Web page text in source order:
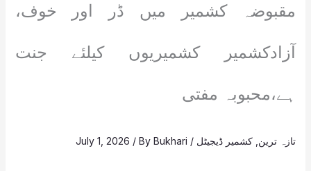
مقبوضہ کشمیر میں ڈر اور خوف،
آزادکشمیر کشمیریوں کیلئے جنت
ہے،محبوبہ مفتی
تازہ ترین کشمیر ڈیجیٹل /
July 1, 2026 / ByBukhari